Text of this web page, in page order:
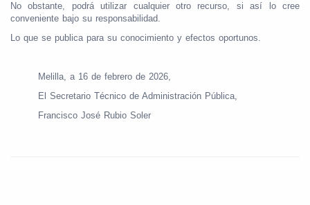
No obstante, podrá utilizar cualquier otro recurso, si así lo cree
conveniente bajo su responsabilidad.
Lo que se publica para su conocimiento y efectos oportunos.
Melilla, a 16 de febrero de 2026,
El Secretario Técnico de Administración Pública,
Francisco José Rubio Soler